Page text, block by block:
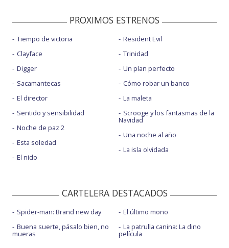
PROXIMOS ESTRENOS
Tiempo de victoria
Clayface
Digger
Sacamantecas
El director
Sentido y sensibilidad
Noche de paz 2
Esta soledad
El nido
Resident Evil
Trinidad
Un plan perfecto
Cómo robar un banco
La maleta
Scrooge y los fantasmas de la
Navidad
Una noche al año
La isla olvidada
CARTELERA DESTACADOS
Spider-man: Brand new day
Buena suerte, pásalo bien, no
mueras
El último mono
La patrulla canina: La dino
película